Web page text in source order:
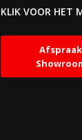
KLIK VOOR HET
Afspraak